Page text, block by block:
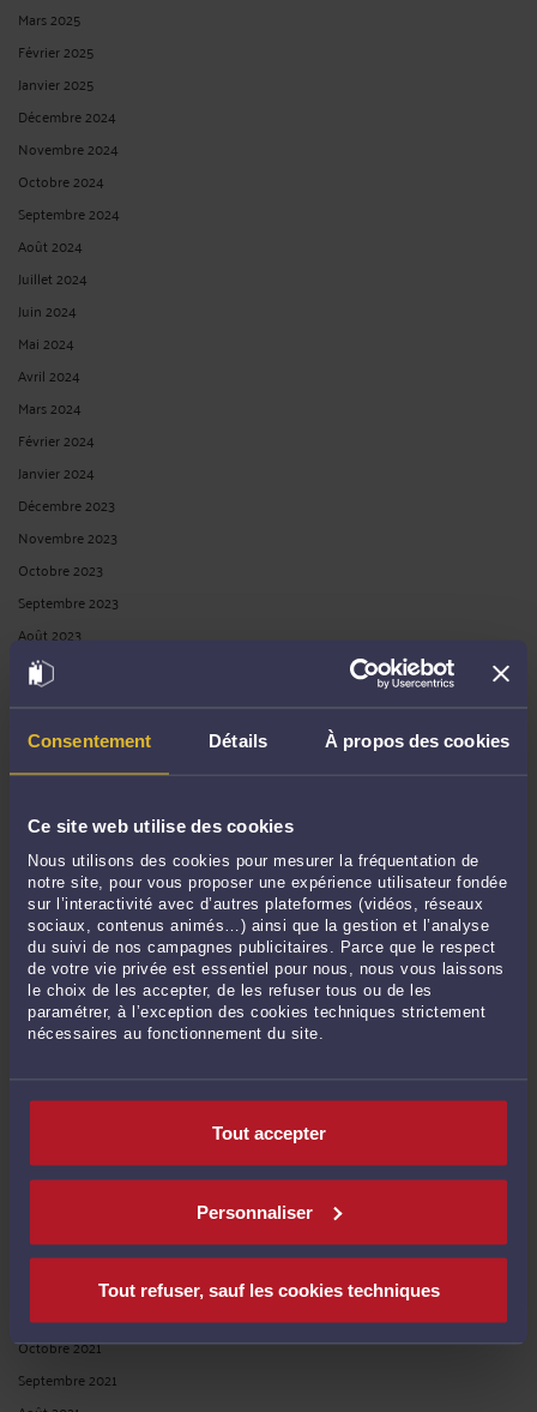
Consentement Détails À propos des cookies
Ce site web utilise des cookies
Nous utilisons des cookies pour mesurer la fréquentation de
notre site, pour vous proposer une expérience utilisateur fondée
sur l’interactivité avec d’autres plateformes (vidéos, réseaux
sociaux, contenus animés…) ainsi que la gestion et l’analyse
du suivi de nos campagnes publicitaires. Parce que le respect
de votre vie privée est essentiel pour nous, nous vous laissons
le choix de les accepter, de les refuser tous ou de les
paramétrer, à l’exception des cookies techniques strictement
nécessaires au fonctionnement du site.
Tout accepter
Personnaliser
Tout refuser, sauf les cookies techniques
Mars 2025
Février 2025
Janvier 2025
Décembre 2024
Novembre 2024
Octobre 2024
Septembre 2024
Août 2024
Juillet 2024
Juin 2024
Mai 2024
Avril 2024
Mars 2024
Février 2024
Janvier 2024
Décembre 2023
Novembre 2023
Octobre 2023
Septembre 2023
Août 2023
Juillet 2023
Mai 2023
Février 2023
Janvier 2023
Décembre 2022
Novembre 2022
Octobre 2022
Septembre 2022
Août 2022
Juin 2022
Mars 2022
Janvier 2022
Décembre 2021
Octobre 2021
Septembre 2021